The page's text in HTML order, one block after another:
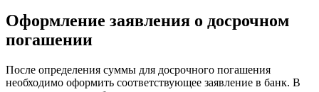
Оформление заявления о досрочном
погашении
После определения суммы для досрочного погашения
необходимо оформить соответствующее заявление в банк. В